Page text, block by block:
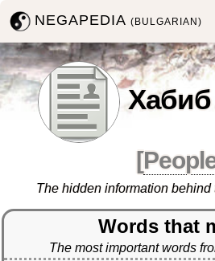
NEGAPEDIA(BULGARIAN)
Хабиб
[
The hidden information behind
Words that
The most important words